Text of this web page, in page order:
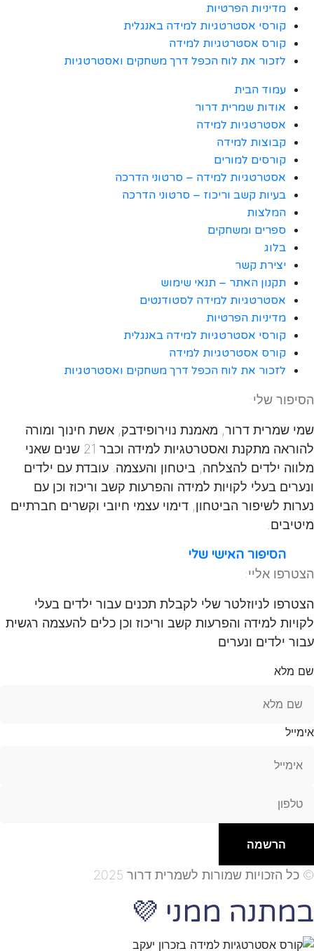
מדיניות הפרטיות
קורסי אסטרטגיות למידה באנגלית
קורס אסטרטגיות למידה
לזכור את לוח הכפל דרך משחקים ואסטרטגיות
עמוד הבית
אודות שמרית דרור
אסטרטגיות למידה
קבוצות למידה
קורסים למורים
אסטרטגיות למידה – סרטוני הדרכה
בעיות קשב וריכוז – סרטוני הדרכה
המלצות
ספרים ומשחקים
בלוג
יצירת קשר
תקנון האתר – תנאי שימוש
אסטרטגיות למידה לסטודנטים
מדיניות הפרטיות
קורסי אסטרטגיות למידה באנגלית
קורס אסטרטגיות למידה
לזכור את לוח הכפל דרך משחקים ואסטרטגיות
הסיפור שלי:
שמי שמרית דרור, מאמנת נוירופידבק, אשת חינוך ומורה
להוראה מתקנת ואסטרטגיות למידה וכבר 21 שנים שאני
מלווה ילדים להצלחה, ביטחון והעצמה. עובדת עם ילדים
ונערים בעלי לקויות למידה והפרעות קשב וריכוז וכן עם
נערות לשיפור הביטחון, דימוי עצמי חיובי וקשרים חברתיים
מיטיבים.
הסיפור האישי שלי
הצטרפו אליי:
הצטרפו לניוזלטר שלי לקבלת תכנים עבור ילדים בעלי
לקויות למידה והפרעות קשב וריכוז וכן כלים להעצמה רגשית
עבור ילדים ונערים
שם מלא
אימייל
הרשמה
© כל הזכויות שמורות לשמרית דרור 2025
במתנה ממני 💜